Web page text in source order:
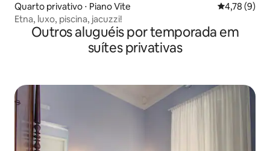
Quarto privativo ⋅ Piano Vite 4,78 de
4,78 (9)
Etna, luxo, piscina, jacuzzi!
Outros aluguéis por temporada em
suítes privativas